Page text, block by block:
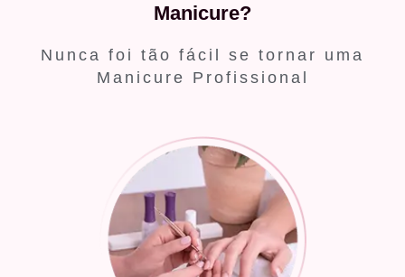
Manicure?
Nunca foi tão fácil se tornar uma
Manicure Profissional